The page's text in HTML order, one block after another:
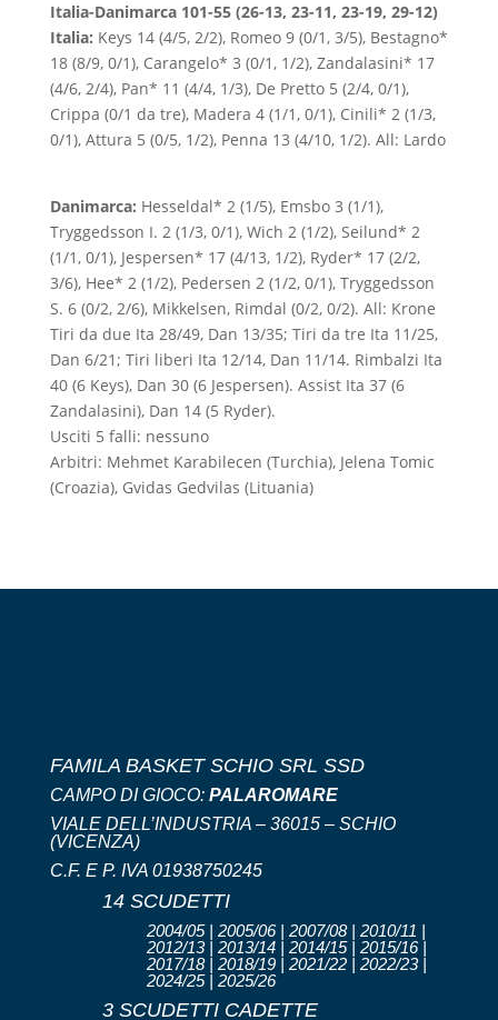
Italia-Danimarca 101-55 (26-13, 23-11, 23-19, 29-12)
Italia: Keys 14 (4/5, 2/2), Romeo 9 (0/1, 3/5), Bestagno*
18 (8/9, 0/1), Carangelo* 3 (0/1, 1/2), Zandalasini* 17
(4/6, 2/4), Pan* 11 (4/4, 1/3), De Pretto 5 (2/4, 0/1),
Crippa (0/1 da tre), Madera 4 (1/1, 0/1), Cinili* 2 (1/3,
0/1), Attura 5 (0/5, 1/2), Penna 13 (4/10, 1/2). All: Lardo
Danimarca: Hesseldal* 2 (1/5), Emsbo 3 (1/1),
Tryggedsson I. 2 (1/3, 0/1), Wich 2 (1/2), Seilund* 2
(1/1, 0/1), Jespersen* 17 (4/13, 1/2), Ryder* 17 (2/2,
3/6), Hee* 2 (1/2), Pedersen 2 (1/2, 0/1), Tryggedsson
S. 6 (0/2, 2/6), Mikkelsen, Rimdal (0/2, 0/2). All: Krone
Tiri da due Ita 28/49, Dan 13/35; Tiri da tre Ita 11/25,
Dan 6/21; Tiri liberi Ita 12/14, Dan 11/14. Rimbalzi Ita
40 (6 Keys), Dan 30 (6 Jespersen). Assist Ita 37 (6
Zandalasini), Dan 14 (5 Ryder).
Usciti 5 falli: nessuno
Arbitri: Mehmet Karabilecen (Turchia), Jelena Tomic
(Croazia), Gvidas Gedvilas (Lituania)
FAMILA BASKET SCHIO SRL SSD
CAMPO DI GIOCO: PALAROMARE
VIALE DELL’INDUSTRIA – 36015 – SCHIO
(VICENZA)
C.F. E P. IVA 01938750245
14 SCUDETTI
2004/05 | 2005/06 | 2007/08 | 2010/11 |
2012/13 | 2013/14 | 2014/15 | 2015/16 |
2017/18 | 2018/19 | 2021/22 | 2022/23 |
2024/25 | 2025/26
3 SCUDETTI CADETTE